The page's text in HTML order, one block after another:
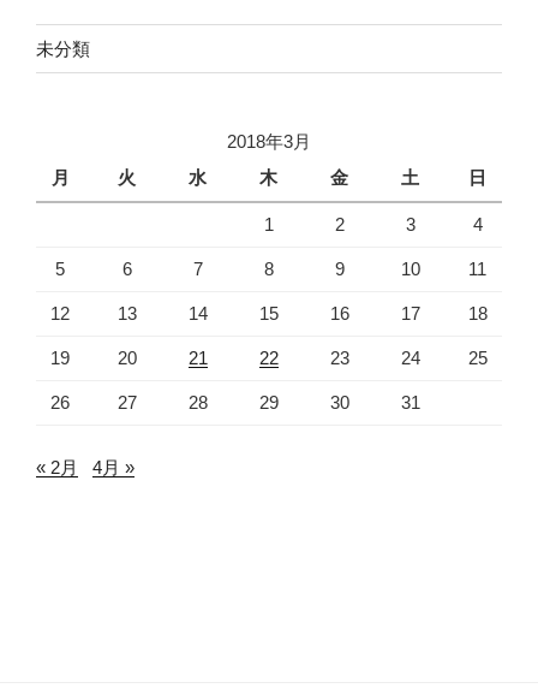
未分類
2018年3月
月
火 水 木 金 土 日
1 2 3 4
5 6 7 8 9 10 11
12 13 14 15 16 17 18
19 20 21 22 23 24 25
26 27 28 29 30 31
« 2月 4月 »